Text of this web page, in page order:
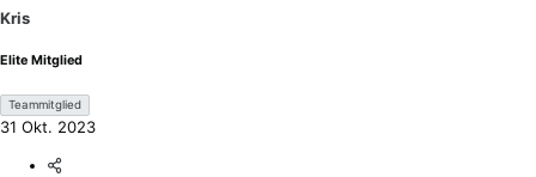
Kris
Elite Mitglied
Teammitglied
31 Okt. 2023